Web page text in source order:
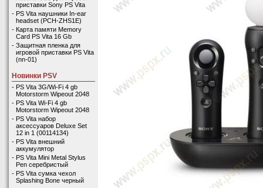
приставки Sony PS Vita
- PS Vita наушники In-ear
headset (PCH-ZHS1E)
- Карта памяти Memory
Card PS Vita 16 Gb
- Защитная пленка для
игровой приставки PS Vita
(nn-01)
Новинки PSV
- PS Vita 3G/Wi-Fi 4 gb
Motorstorm Wipeout 2048
- PS Vita Wi-Fi 4 gb
Motorstorm Wipeout 2048
- PS Vita набор
аксессуаров Deluxe Set
12 in 1 (00114134)
- PS Vita внешний
аккумулятор
- PS Vita Mini Metal Stylus
Pen серебристый
- PS Vita сумка чехол
Splashing Bone черный